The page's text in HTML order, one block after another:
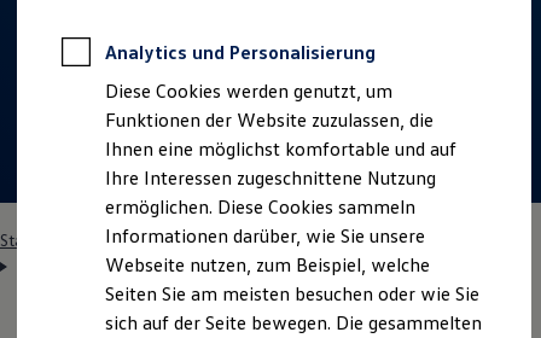
Bewerbungstipps
Eine Absage - was nun?
Anreise zu Interview oder AC
Kontakt und Hilfe
Barrierefrei bewerben
Triff unsere Recruiter
Events
Startseite Einstiegsmöglichkeiten Schüler
Ausbildung
Produktionstechnologe (w/m/d)
Analytics und Personalisierung
Diese Cookies werden genutzt, um
Funktionen der Website zuzulassen, die
Ihnen eine möglichst komfortable und auf
Ihre Interessen zugeschnittene Nutzung
ermöglichen. Diese Cookies sammeln
Informationen darüber, wie Sie unsere
Webseite nutzen, zum Beispiel, welche
Seiten Sie am meisten besuchen oder wie Sie
sich auf der Seite bewegen. Die gesammelten